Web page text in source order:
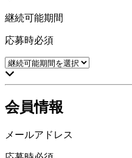
継続可能期間
応募時必須
会員情報
メールアドレス